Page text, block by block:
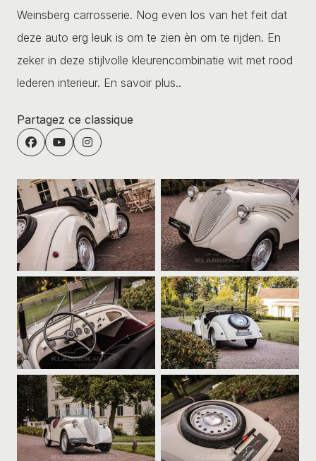
Weinsberg carrosserie. Nog even los van het feit dat
deze auto erg leuk is om te zien èn om te rijden. En
zeker in deze stijlvolle kleurencombinatie wit met rood
lederen interieur. En savoir plus..
Partagez ce classique